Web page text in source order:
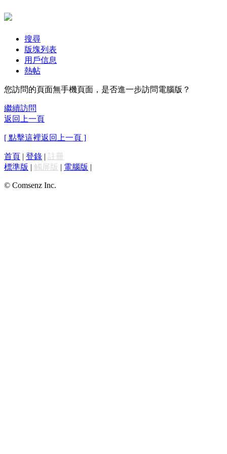
搜尋
版塊列表
用戶信息
熱帖
您訪問的頁面無手機頁面，是否進一步訪問電腦版？
繼續訪問
返回上一頁
[ 點擊這裡返回上一頁 ]
首頁 | 登錄 | 註冊
標準版 | 觸屏版 | 電腦版 |
© Comsenz Inc.